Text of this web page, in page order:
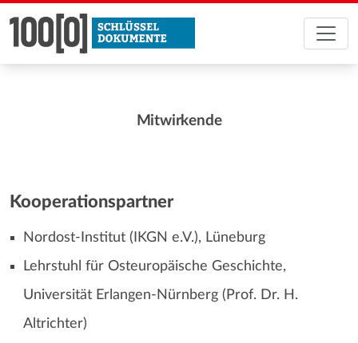
Mitwirkende
Kooperationspartner
Nordost-Institut (IKGN e.V.), Lüneburg
Lehrstuhl für Osteuropäische Geschichte,
Universität Erlangen-Nürnberg (Prof. Dr. H.
Altrichter)